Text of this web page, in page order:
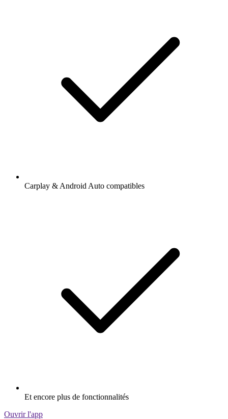
Carplay & Android Auto compatibles
Et encore plus de fonctionnalités
Ouvrir l'app